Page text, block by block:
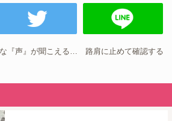
『声』が聞こえる… 路肩に止めて確認する